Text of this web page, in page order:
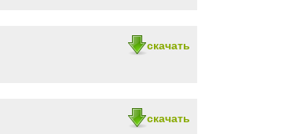
скачать
скачать